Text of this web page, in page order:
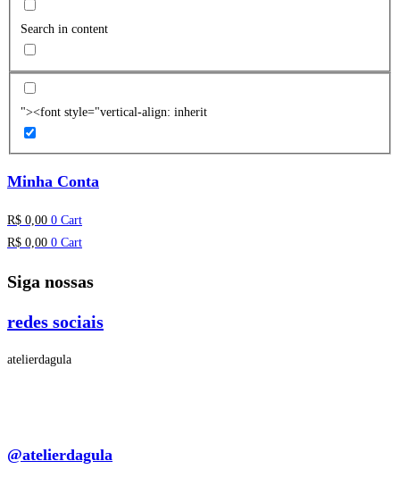
Search in content
"><font style="vertical-align: inherit
Minha Conta
R$ 0,00 0 Cart
R$ 0,00 0 Cart
Siga nossas
redes sociais
atelierdagula
@atelierdagula